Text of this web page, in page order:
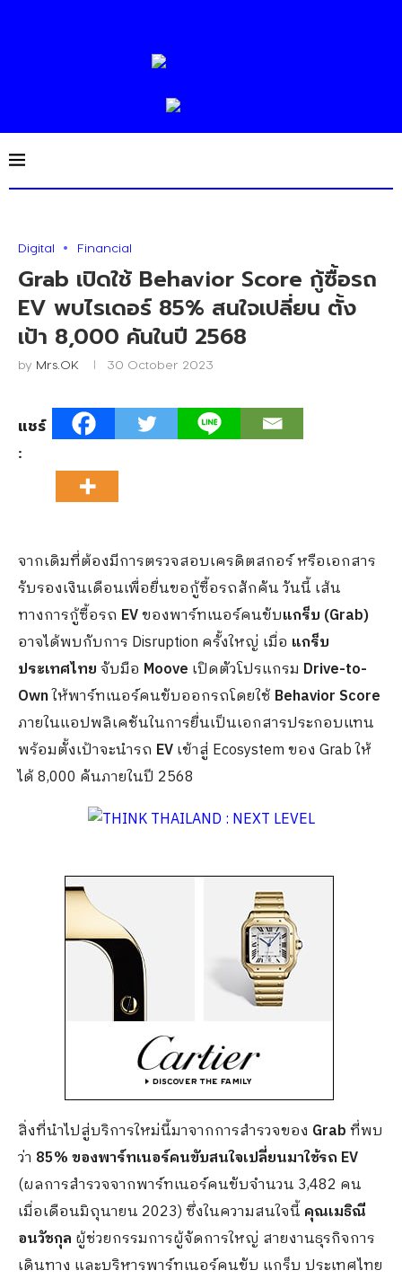
Digital Financial
Grab เปิดใช้ Behavior Score กู้ซื้อรถ
EV พบไรเดอร์ 85% สนใจเปลี่ยน ตั้ง
เป้า 8,000 คันในปี 2568
by Mrs.OK 30 October 2023
แชร์
:
จากเดิมที่ต้องมีการตรวจสอบเครดิตสกอร์ หรือเอกสาร
รับรองเงินเดือนเพื่อยื่นขอกู้ซื้อรถสักคัน วันนี้ เส้น
ทางการกู้ซื้อรถ EVของพาร์ทเนอร์คนขับแกร็บ (Grab)
อาจได้พบกับการ Disruption ครั้งใหญ่ เมื่อ แกร็บ
ประเทศไทยจับมือ Moove เปิดตัวโปรแกรม Drive-to-
Ownให้พาร์ทเนอร์คนขับออกรถโดยใช้ Behavior Score
ภายในแอปพลิเคชันในการยื่นเป็นเอกสารประกอบแทน
พร้อมตั้งเป้าจะนำรถ EVเข้าสู่ Ecosystem ของ Grab ให้
ได้ 8,000 คันภายในปี 2568
สิ่งที่นำไปสู่บริการใหม่นี้มาจากการสำรวจของ Grabที่พบ
ว่า 85% ของพาร์ทเนอร์คนขับสนใจเปลี่ยนมาใช้รถ EV
(ผลการสำรวจจากพาร์ทเนอร์คนขับจำนวน 3,482 คน
เมื่อเดือนมิถุนายน 2023) ซึ่งในความสนใจนี้ คุณเมธิณี
อนวัชกุล ผู้ช่วยกรรมการผู้จัดการใหญ่ สายงานธุรกิจการ
เดินทาง และบริหารพาร์ทเนอร์คนขับ แกร็บ ประเทศไทย